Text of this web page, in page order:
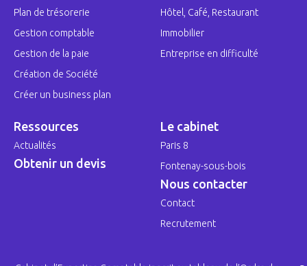
Plan de trésorerie
Gestion comptable
Gestion de la paie
Création de Société
Créer un business plan
Hôtel, Café, Restaurant
Immobilier
Entreprise en difficulté
Ressources
Actualités
Obtenir un devis
Le cabinet
Paris 8
Fontenay-sous-bois
Nous contacter
Contact
Recrutement